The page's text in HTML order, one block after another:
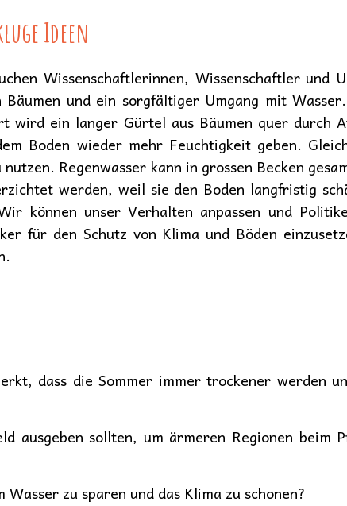
Ideen
Wissenschaftlerinnen, Wissenschaftler und
und ein sorgfältiger Umgang mit
wird ein langer Gürtel aus Bäumen quer durch
Boden wieder mehr Feuchtigkeit geben.
Regenwasser kann in grossen Becken
werden, weil sie den Boden langfristig
können unser Verhalten anpassen und
für den Schutz von Klima und Böden
dass die Sommer immer trockener werden
ausgeben sollten, um ärmeren Regionen beim
zu sparen und das Klima zu schonen?